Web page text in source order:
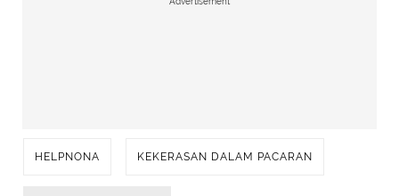
HELPNONA KEKERASAN DALAM PACARAN